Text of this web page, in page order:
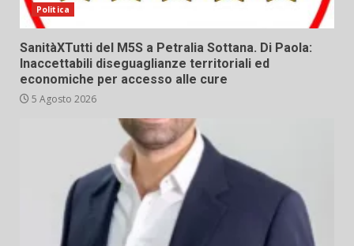
Politica
SanitàXTutti del M5S a Petralia Sottana. Di Paola:
Inaccettabili diseguaglianze territoriali ed
economiche per accesso alle cure
5 Agosto 2026